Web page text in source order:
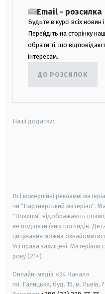
Email - розсилка
Будьте в курсі всіх новин
Перейдіть на сторінку
обрати ті, що
інтересам.
ДО РОЗСИЛОК
Наші додатки:
Всі комерційні рекламні
чи "Партнерський матеріал".
"Позиція" відображають
не поділяти їхніх поглядів.
цитування можна
Усі права захищені. Матеріали
року (21+)
Онлайн-медіа «24 Канал»
пл. Галицька, буд. 15, м. Львів,